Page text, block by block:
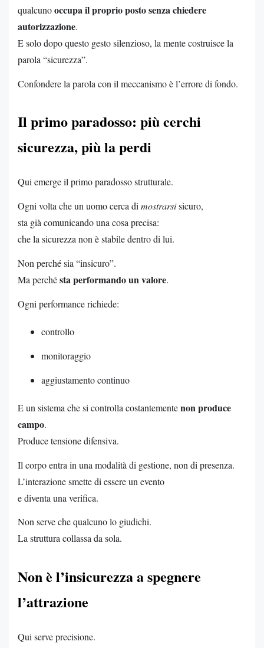
qualcunooccupa il proprio posto senza chiedere
autorizzazione.
E solo dopo questo gesto silenzioso, la mente costruisce la
parola “sicurezza”.
Confondere la parola con il meccanismo è l’errore di fondo.
Il primo paradosso: più cerchi
sicurezza, più la perdi
Qui emerge il primo paradosso strutturale.
Ogni volta che un uomo cerca dimostrarsisicuro,
sta già comunicando una cosa precisa:
che la sicurezza non è stabile dentro di lui.
Non perché sia “insicuro”.
Ma perchésta performando un valore.
Ogni performance richiede:
controllo
monitoraggio
aggiustamento continuo
E un sistema che si controlla costantementenon produce
campo.
Produce tensione difensiva.
Il corpo entra in una modalità di gestione, non di presenza.
L’interazione smette di essere un evento
e diventa una verifica.
Non serve che qualcuno lo giudichi.
La struttura collassa da sola.
Non è l’insicurezza a spegnere
l’attrazione
Qui serve precisione.